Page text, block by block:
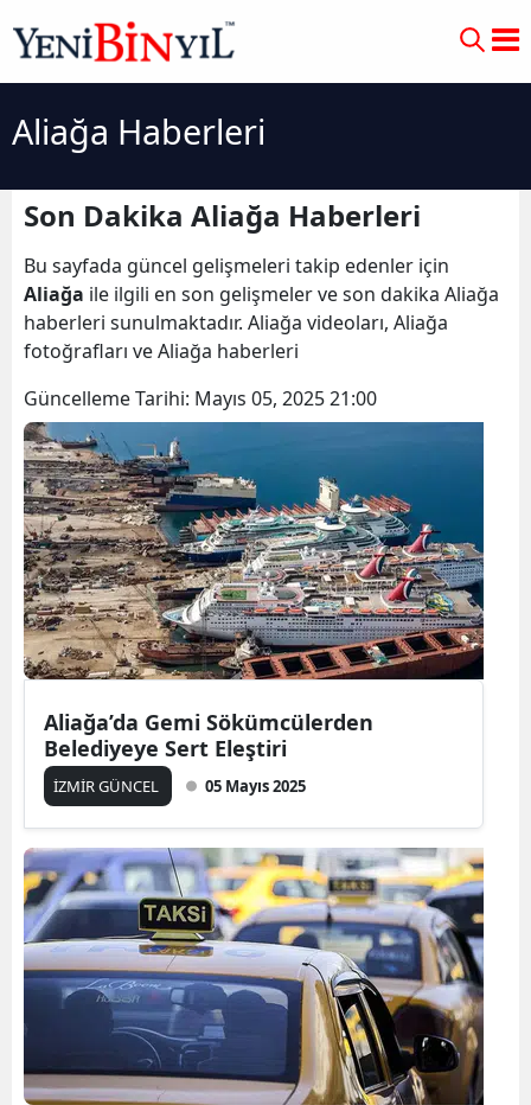
Aliağa Haberleri
Son Dakika Aliağa Haberleri
Bu sayfada güncel gelişmeleri takip edenler için
Aliağa ile ilgili en son gelişmeler ve son dakika Aliağa
haberleri sunulmaktadır. Aliağa videoları, Aliağa
fotoğrafları ve Aliağa haberleri
Güncelleme Tarihi: Mayıs 05, 2025 21:00
Aliağa’da Gemi Sökümcülerden
Belediyeye Sert Eleştiri
İZMİR GÜNCEL 05 Mayıs 2025